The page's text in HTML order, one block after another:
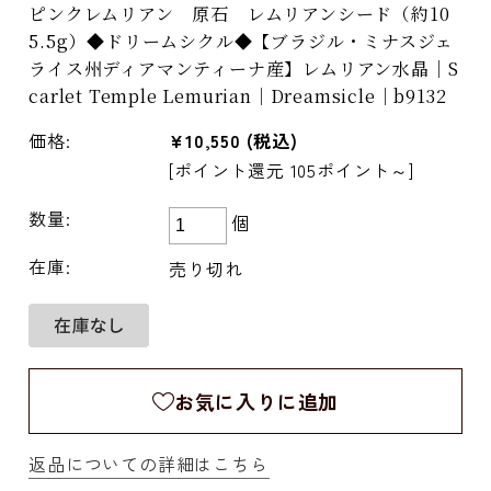
ピンクレムリアン 原石 レムリアンシード（約10
5.5g）◆ドリームシクル◆【ブラジル・ミナスジェ
ライス州ディアマンティーナ産】レムリアン水晶｜S
carlet Temple Lemurian｜Dreamsicle｜b9132
価格: ¥10,550 (税込)
[ポイント還元 105ポイント～]
数量:
個
在庫:
売り切れ
お気に入りに追加
返品についての詳細はこちら